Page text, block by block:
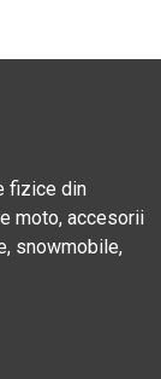
fizice din
moto, accesorii
snowmobile,